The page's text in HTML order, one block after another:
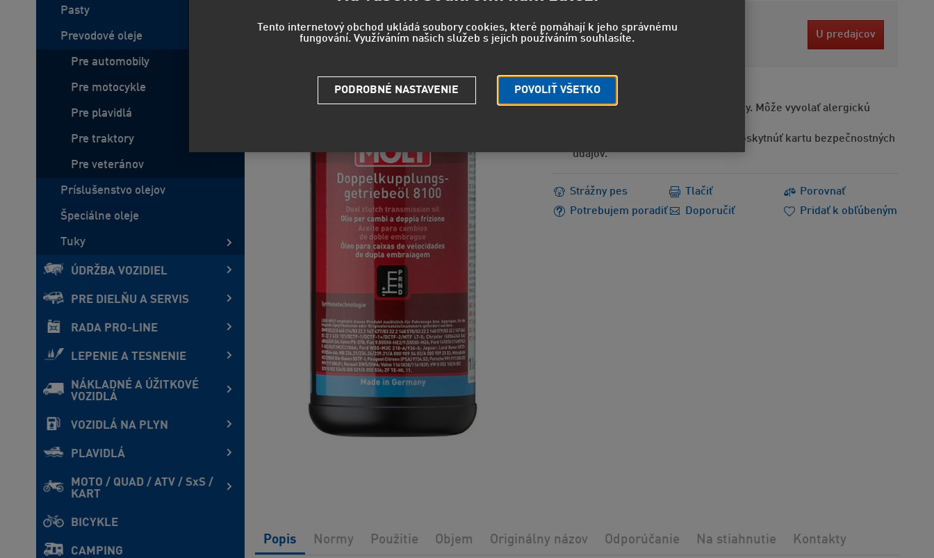
Pasty
Prevodové oleje
Pre automobily
Pre motocykle
Pre plavidlá
Pre traktory
Pre veteránov
Príslušenstvo olejov
Špeciálne oleje
Tuky
ÚDRŽBA VOZIDIEL
PRE DIELŇU A SERVIS
RADA PRO-LINE
LEPENIE A TESNENIE
NÁKLADNÉ A ÚŽITKOVÉ
VOZIDLÁ
VOZIDLÁ NA PLYN
PLAVIDLÁ
MOTO / QUAD / ATV / SxS /
KART
BICYKLE
CAMPING
20,11 EUR U predajcov
EUH208 - Obsahuje alergénne látky. Môže vyvolať alergickú
EUH210 - Na požiadanie možno poskytnúť kartu bezpečnostných
údajov.
Strážny pes
Porovnať
Potrebujem poradiť
Doporučiť
Tlačiť
Pridať k obľúbeným
Popis Normy Použitie Objem Originálny názov Odporúčanie Na stiahnutie Kontakty
Tento internetový obchod ukládá soubory cookies, které pomáhají k jeho správnému
fungování. Využíváním našich služeb s jejich používáním souhlasíte.
POVOLIŤ VŠETKO
PODROBNÉ NASTAVENIE